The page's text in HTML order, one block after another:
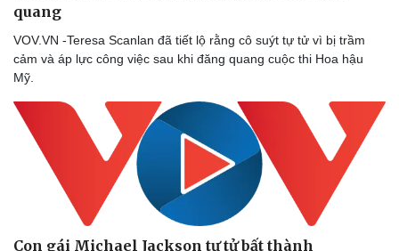
quang
VOV.VN -Teresa Scanlan đã tiết lộ rằng cô suýt tự tử vì bị trầm
cảm và áp lực công việc sau khi đăng quang cuộc thi Hoa hậu
Mỹ.
Con gái Michael Jackson tự tử bất thành